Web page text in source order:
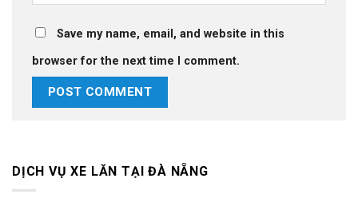
Save my name, email, and website in this
browser for the next time I comment.
DỊCH VỤ XE LĂN TẠI ĐÀ NẴNG